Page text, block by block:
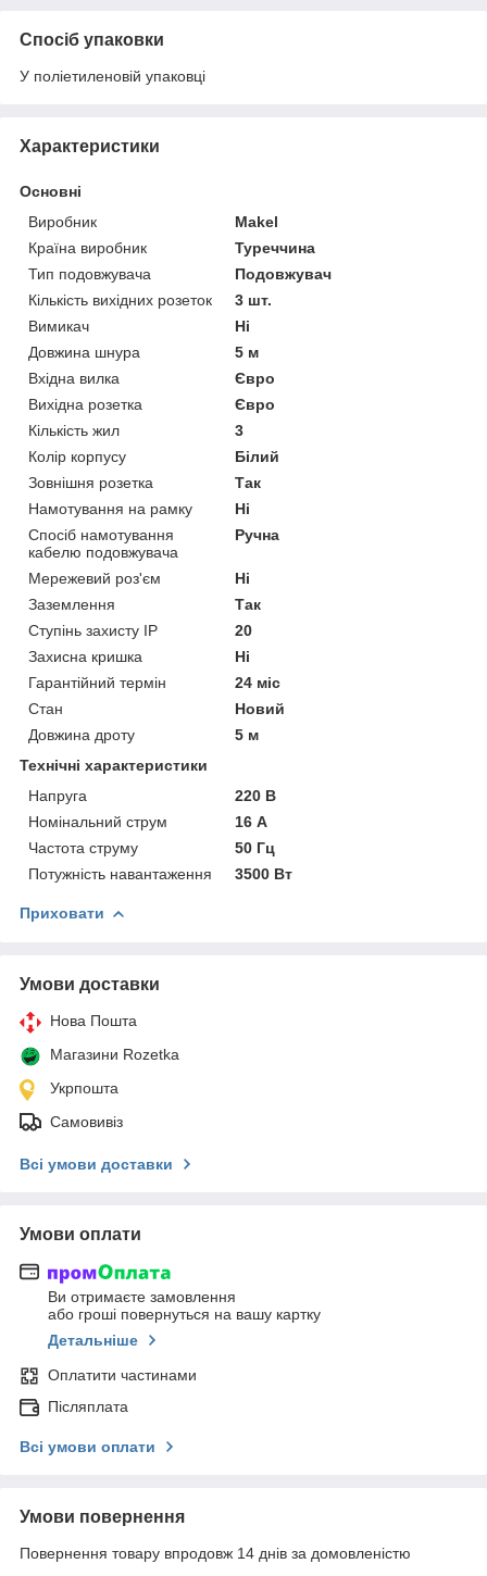
Спосіб упаковки
У поліетиленовій упаковці
Характеристики
Основні
Виробник
Makel
Країна виробник
Туреччина
Тип подовжувача
Подовжувач
Кількість вихідних розеток
3 шт.
Вимикач
Ні
Довжина шнура
5 м
Вхідна вилка
Євро
Вихідна розетка
Євро
Кількість жил
3
Колір корпусу
Білий
Зовнішня розетка
Так
Намотування на рамку
Ні
Спосіб намотування
кабелю подовжувача
Ручна
Мережевий роз'єм
Ні
Заземлення
Так
Ступінь захисту IP
20
Захисна кришка
Ні
Гарантійний термін
24 міс
Стан
Новий
Довжина дроту
5 м
Технічні характеристики
Напруга
220 В
Номінальний струм
16 А
Частота струму
50 Гц
Потужність навантаження
3500 Вт
Приховати
Умови доставки
Нова Пошта
Магазини Rozetka
Укрпошта
Самовивіз
Всі умови доставки
Умови оплати
Ви отримаєте замовлення
або гроші повернуться на вашу картку
Детальніше
Оплатити частинами
Післяплата
Всі умови оплати
Умови повернення
Повернення товару впродовж 14 днів за домовленістю